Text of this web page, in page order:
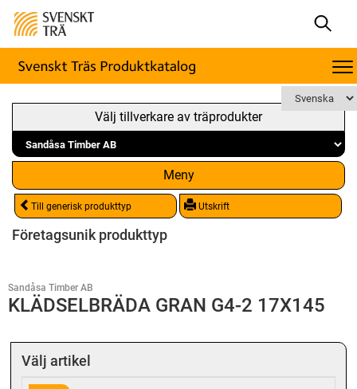
Välj tillverkare av träprodukter
Meny
Till generisk produkttyp Utskrift
Företagsunik produkttyp
Sandåsa Timber AB
KLÄDSELBRÄDA GRAN G4-2 17X145
Välj artikel